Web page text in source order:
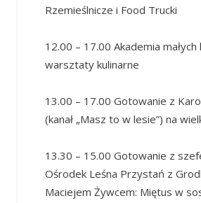
Rzemieślnicze i Food Trucki
12.00 – 17.00 Akademia małych
warsztaty kulinarne
13.00 – 17.00 Gotowanie z
(kanał „Masz to w lesie”) na
13.30 – 15.00 Gotowanie z
Ośrodek Leśna Przystań z
Maciejem Żywcem: Miętus w